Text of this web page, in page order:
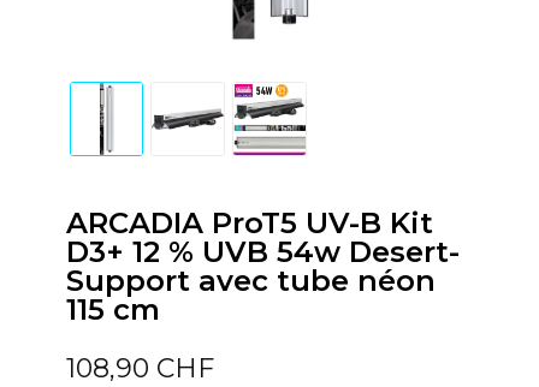
ARCADIA ProT5 UV-B Kit
D3+ 12 % UVB 54w Desert-
Support avec tube néon
115 cm
108,90 CHF